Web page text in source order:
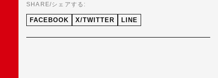
SHARE/シェアする:
FACEBOOK X/TWITTER LINE